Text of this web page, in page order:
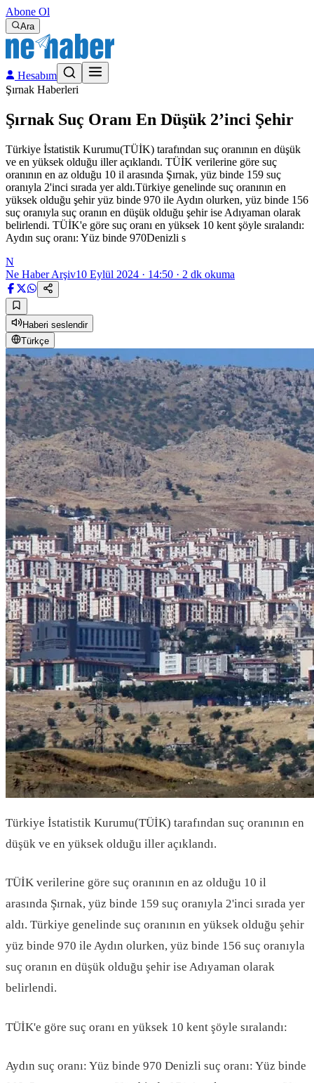
Abone Ol
Ara
Hesabım
Şırnak Haberleri
Şırnak Suç Oranı En Düşük 2’inci Şehir
Türkiye İstatistik Kurumu(TÜİK) tarafından suç oranının en düşük
ve en yüksek olduğu iller açıklandı. TÜİK verilerine göre suç
oranının en az olduğu 10 il arasında Şırnak, yüz binde 159 suç
oranıyla 2'inci sırada yer aldı.Türkiye genelinde suç oranının en
yüksek olduğu şehir yüz binde 970 ile Aydın olurken, yüz binde 156
suç oranıyla suç oranın en düşük olduğu şehir ise Adıyaman olarak
belirlendi. TÜİK'e göre suç oranı en yüksek 10 kent şöyle sıralandı:
Aydın suç oranı: Yüz binde 970Denizli s
N
Ne Haber Arşiv10 Eylül 2024 · 14:50 · 2 dk okuma
Haberi seslendir
Türkçe
Türkiye İstatistik Kurumu(TÜİK) tarafından suç oranının en
düşük ve en yüksek olduğu iller açıklandı.
TÜİK verilerine göre suç oranının en az olduğu 10 il
arasında Şırnak, yüz binde 159 suç oranıyla 2'inci sırada yer
aldı. Türkiye genelinde suç oranının en yüksek olduğu şehir
yüz binde 970 ile Aydın olurken, yüz binde 156 suç oranıyla
suç oranın en düşük olduğu şehir ise Adıyaman olarak
belirlendi.
TÜİK'e göre suç oranı en yüksek 10 kent şöyle sıralandı:
Aydın suç oranı: Yüz binde 970 Denizli suç oranı: Yüz binde